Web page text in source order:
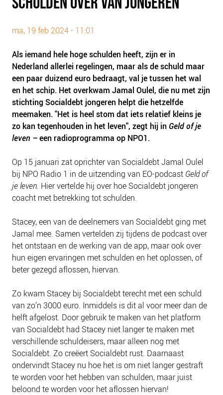
PLINKR NAZORG
COLLECTIEF SCHULDREGELEN
DE VOORZIENINGENWIJZER
NEDERLANDSE SCHULDHULPROUTE (NSR)
OVER ONS
VISIE EN MISSIE
HET TEAM
ONZE PARTNERS
VACATURES
IN DE MEDIA
NIEUWS
BLOGS
ma, 19 feb 2024 - 11:01
Als iemand hele hoge schulden heeft, zijn er in
Nederland allerlei regelingen, maar als de schuld maar
een paar duizend euro bedraagt, val je tussen het wal
en het schip. Het overkwam Jamal Oulel, die nu met zijn
stichting Socialdebt jongeren helpt die hetzelfde
meemaken. "Het is heel stom dat iets relatief kleins je
zo kan tegenhouden in het leven", zegt hij in Geld of je
leven –een radioprogramma op NPO1.
Op 15 januari zat oprichter van Socialdebt Jamal Oulel
bij NPO Radio 1 in de uitzending van EO-podcast Geld of
je leven. Hier vertelde hij over hoe Socialdebt jongeren
coacht met betrekking tot schulden.
Stacey, een van de deelnemers van Socialdebt ging met
Jamal mee. Samen vertelden zij tijdens de podcast over
het ontstaan en de werking van de app, maar ook over
hun eigen ervaringen met schulden en het oplossen, of
beter gezegd aflossen, hiervan.
Zo kwam Stacey bij Socialdebt terecht met een schuld
van zo’n 3000 euro. Inmiddels is dit al voor meer dan de
helft afgelost. Door gebruik te maken van het platform
van Socialdebt had Stacey niet langer te maken met
verschillende schuldeisers, maar alleen nog met
Socialdebt. Zo creëert Socialdebt rust. Daarnaast
ondervindt Stacey nu hoe het is om niet langer gestraft
te worden voor het hebben van schulden, maar juist
beloond te worden voor het aflossen hiervan!